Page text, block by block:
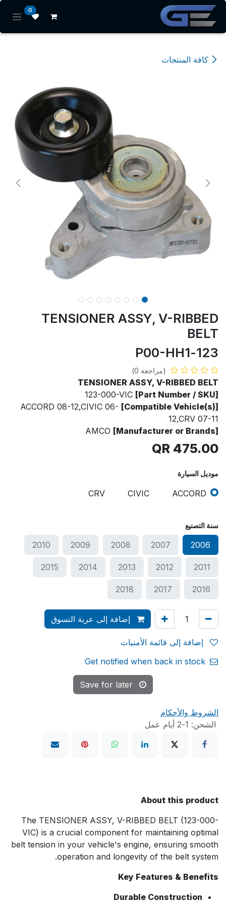
تخطي للذهاب إلى المحتوى 0
كافة المنتجات
TENSIONER ASSY, V-RIBBED
BELT
123-P00-HH1
(مراجعة 0)
TENSIONER ASSY, V-RIBBED BELT
[Part Number / SKU]
[Compatible Vehicle(s)]
ACCORD 08-12,CIVIC 06-
12,CRV 07-11
[Manufacturer or Brands]
475.00
موديل السيارة
ACCORD
CIVIC
CRV
سنة التصنيع
2006
2007
2008
2009
2010
2011
2012
2013
2014
2015
2016
2017
2018
إضافة إلى عربة التسوق
الشروط والأحكام
الشحن: 1-2 أيام عمل
About this product
The TENSIONER ASSY, V-RIBBED BELT (123-000-
VIC) is a crucial component for maintaining optimal
belt tension in your vehicle's engine, ensuring smooth
operation and longevity of the belt system.
Key Features & Benefits
Durable Construction